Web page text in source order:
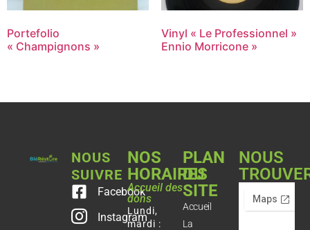
Portefolio
« Champignons »
Vinyl « Le Professionnel »
Ennio Morricone »
NOUS
SUIVRE
Facebook
Instagram
NOS
HORAIRES
Accueil des
dons
Lundi,
mardi :
PLAN
DU
SITE
Accueil
La
NOUS